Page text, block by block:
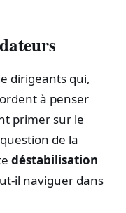
dirigeants qui,
à penser
primer sur le
de la
déstabilisation
il naviguer dans